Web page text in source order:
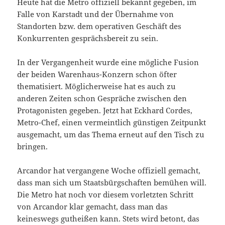
Heute hat die Metro offiziell bekannt gegeben, im
Falle von Karstadt und der Übernahme von
Standorten bzw. dem operativen Geschäft des
Konkurrenten gesprächsbereit zu sein.
In der Vergangenheit wurde eine mögliche Fusion
der beiden Warenhaus-Konzern schon öfter
thematisiert. Möglicherweise hat es auch zu
anderen Zeiten schon Gespräche zwischen den
Protagonisten gegeben. Jetzt hat Eckhard Cordes,
Metro-Chef, einen vermeintlich günstigen Zeitpunkt
ausgemacht, um das Thema erneut auf den Tisch zu
bringen.
Arcandor hat vergangene Woche offiziell gemacht,
dass man sich um Staatsbürgschaften bemühen will.
Die Metro hat noch vor diesem vorletzten Schritt
von Arcandor klar gemacht, dass man das
keineswegs gutheißen kann. Stets wird betont, das